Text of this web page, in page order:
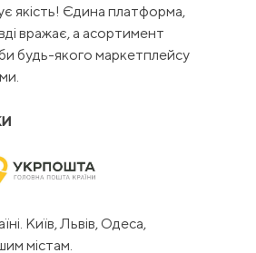
якість! Єдина платформа,
вражає, а асортимент
будь-якого маркетплейсу
Київ, Львів, Одеса,
містам.